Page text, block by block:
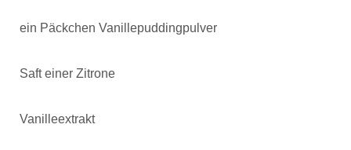
ein Päckchen Vanillepuddingpulver
Saft einer Zitrone
Vanilleextrakt